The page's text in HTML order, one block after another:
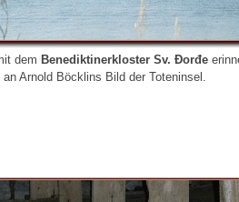
dem Benediktinerkloster Sv. Đorđe
Arnold Böcklins Bild der Toteninsel.